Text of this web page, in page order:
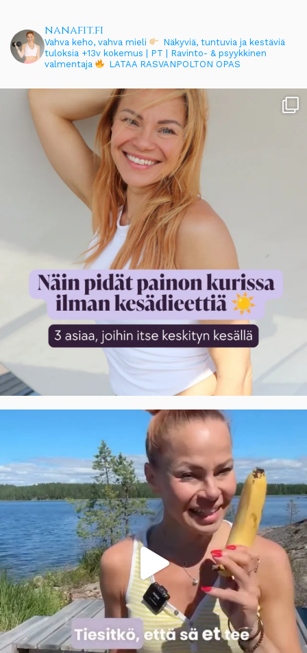
nanafit.fi
Vahva keho, vahva mieli
Näkyviä, tuntuvia ja kestäviä
tuloksia +13v kokemus | PT | Ravinto- & psyykkinen
valmentaja
LATAA RASVANPOLTON OPAS